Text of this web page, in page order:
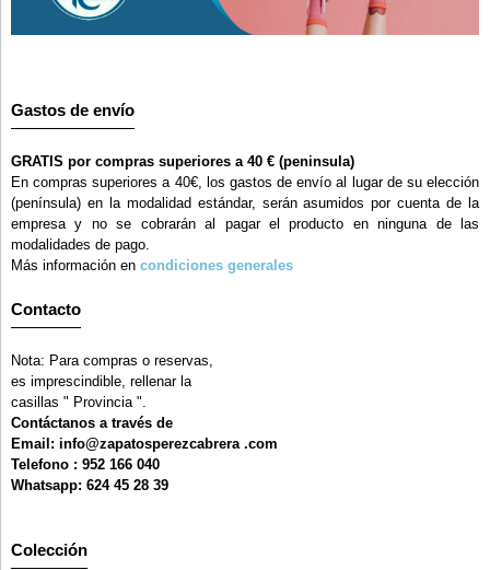
Gastos de envío
GRATIS por compras superiores a 40 € (peninsula)
En compras superiores a 40€, los gastos de envío al lugar de su elección
(península) en la modalidad estándar, serán asumidos por cuenta de la
empresa y no se cobrarán al pagar el producto en ninguna de las
modalidades de pago.
Más información en condiciones generales
Contacto
Nota: Para compras o reservas,
es imprescindible, rellenar la
casillas " Provincia ".
Contáctanos a través de
Email: info@zapatosperezcabrera .com
Telefono : 952 166 040
Whatsapp: 624 45 28 39
Colección